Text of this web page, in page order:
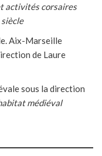
activités corsaires
siècle
Aix-Marseille
de Laure
sous la direction
médiéval